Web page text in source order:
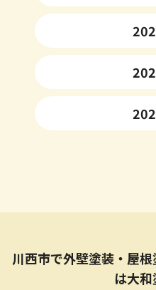
川西市で外壁塗装・屋
は大